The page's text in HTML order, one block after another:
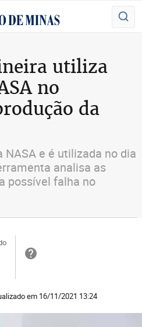
utiliza
no
da
NASA e é utilizada no dia
analisa as
possível falha no
em 16/11/2021 13:24